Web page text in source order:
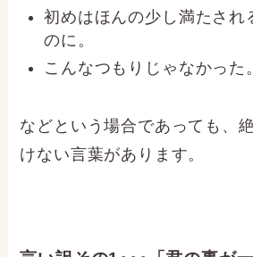
初めはほんの少し満たされ
のに。
こんなつもりじゃなかった。
などという場合であっても、
けない言葉があります。